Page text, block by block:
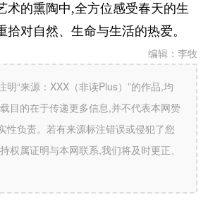
术的熏陶中,全方位感受春天的生
拾对自然、生命与生活的热爱。
编辑： 李牧
明“来源：XXX（非读Plus）”的作品,均
目的在于传递更多信息,并不代表本网赞
性负责。若有来源标注错误或侵犯了您
权属证明与本网联系,我们将及时更正、